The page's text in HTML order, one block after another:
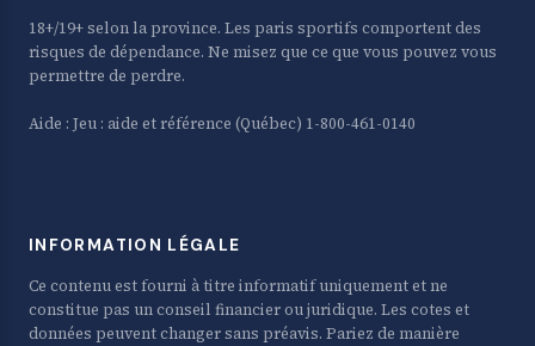
18+/19+ selon la province. Les paris sportifs comportent des
risques de dépendance. Ne misez que ce que vous pouvez vous
permettre de perdre.
Aide : Jeu : aide et référence (Québec) 1-800-461-0140
INFORMATION LÉGALE
Ce contenu est fourni à titre informatif uniquement et ne
constitue pas un conseil financier ou juridique. Les cotes et
données peuvent changer sans préavis. Pariez de manière